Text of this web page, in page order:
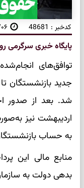
کدخبر : 48681
پایگاه خبری سرگرمی
توافق‌های
جدید بازنشستگان
شد. بعد از صدور
اردیبهشت نیز
به حساب
منابع مالی این
بدهی دولت به